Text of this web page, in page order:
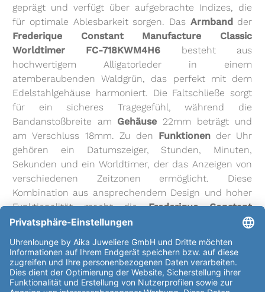
geprägt und verfügt über aufgebrachte Indizes, die
für optimale Ablesbarkeit sorgen. DasArmband der
Frederique Constant Manufacture Classic
Worldtimer FC-718KWM4H6 besteht aus
hochwertigem Alligatorleder in einem
atemberaubenden Waldgrün, das perfekt mit dem
Edelstahlgehäuse harmoniert. Die Faltschließe sorgt
für ein sicheres Tragegefühl, während die
Bandanstoßbreite am Gehäuse 22mm beträgt und
am Verschluss 18mm. Zu den Funktionen der Uhr
gehören ein Datumszeiger, Stunden, Minuten,
Sekunden und ein Worldtimer, der das Anzeigen von
verschiedenen Zeitzonen ermöglicht. Diese
Kombination aus ansprechendem Design und hoher
Funktionalität macht dieFrederique Constant
Manufacture Classic Worldtimer FC-718KWM4H6
Uhrenliebhaber. Entdecken Sie jetzt die einzigartige
Welt von Frederique Constant und lassen Sie sich
von der Schönheit und Präzision der Manufacture